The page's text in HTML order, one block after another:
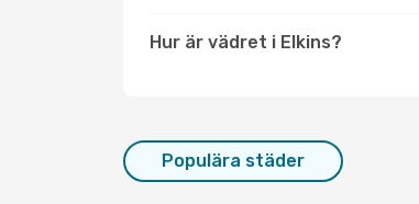
Hur är vädret i Elkins?
Populära städer